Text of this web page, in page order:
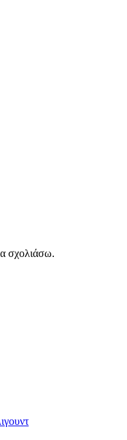
σχολιάσω.